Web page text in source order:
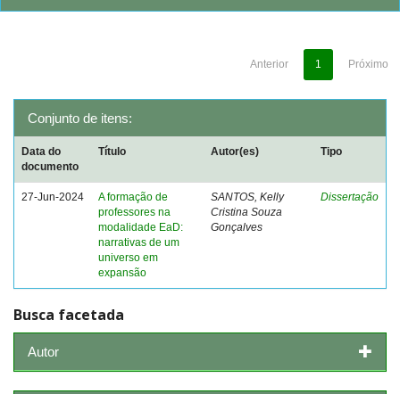
Anterior 1 Próximo
Conjunto de itens:
Data do
documento
Título Autor(es) Tipo
27-Jun-2024
A formação de
professores na
modalidade EaD:
narrativas de um
universo em
expansão
SANTOS, Kelly
Cristina Souza
Gonçalves
Dissertação
Busca facetada
Autor